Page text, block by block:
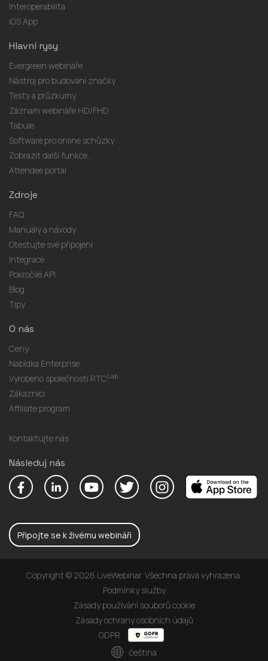
Interoperabilita
iOS App
Hlavní rysy
Evergreen webináře
Nástroj pro budování značky
Testy a průzkumy
Záznam webináře HD/FHD
Tabule
Software pro online schůzky
Zobrazit další funkce...
Attendee portal
Zdroje
FAQ
Manuály a návody
Otestujte své připojení
Integrace
Pokročilé API
Blog
Tipy
O nás
Ceny
Nabídka Enterprise
Vyrobeno společností RTCLab
Zákazníci
Affiliate program
Kontaktujte nás
Následuj nás
Připojte se k živému webináři
Copyright © 2026 LiveWebinar. Všechna práva vyhrazena.
Podmínky služby
Zásady používání souborů cookie
Zásady ochrany osobních údajů
GDPR
čeština